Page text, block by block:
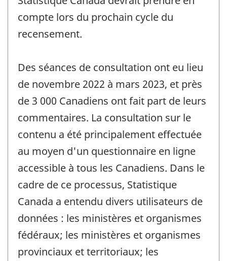
compte lors du prochain cycle du
recensement.
Des séances de consultation ont eu lieu
de novembre 2022 à mars 2023, et près
de 3 000 Canadiens ont fait part de leurs
commentaires. La consultation sur le
contenu a été principalement effectuée
au moyen d'un questionnaire en ligne
accessible à tous les Canadiens. Dans le
cadre de ce processus, Statistique
Canada a entendu divers utilisateurs de
données : les ministères et organismes
fédéraux; les ministères et organismes
provinciaux et territoriaux; les